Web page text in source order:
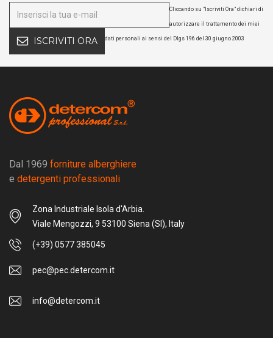
ISCRIVITI ORA
Cliccando su "Iscriviti Ora" dichiari di
autorizzare il trattamento dei miei
dati personali ai sensi del Dlgs 196 del 30 giugno 2003
Dal 1969 forniture alberghiere
e detergenti professionali
Zona Industriale Isola d'Arbia.
Viale Mengozzi, 9 53100 Siena (SI), Italy
(+39) 0577 385045
pec@pec.detercom.it
info@detercom.it